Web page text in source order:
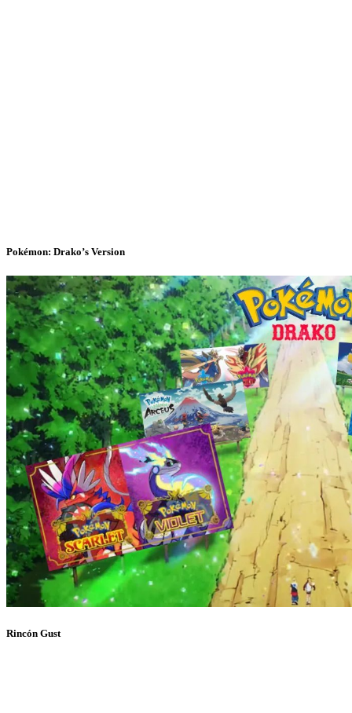
Pokémon: Drako’s Version
Rincón Gust